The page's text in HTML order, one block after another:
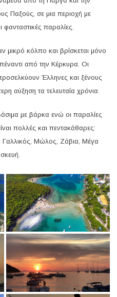
Παξούς, σε μια περιοχή με
παραλίες.
μικρό κόλπο και βρίσκεται μόνο
από την Κέρκυρα. Οι
Έλληνες και ξένους
αύξηση τα τελευταία χρόνια.
με βάρκα ενώ οι παραλίες
πολλές και πεντακάθαρες:
Γαλλικός, Μώλος, Ζάβια, Μέγα